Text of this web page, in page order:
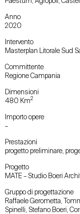
Anno
2020
Intervento
Masterplan Litorale Sud
Committente
Regione Campania
Dimensioni
480 Km2
Importo opere
–
Prestazioni
progetto preliminare,
Progetto
MATE – Studio Boeri
Gruppo di progettazione
Raffaele Gerometta,
Spinelli, Stefano Boeri,